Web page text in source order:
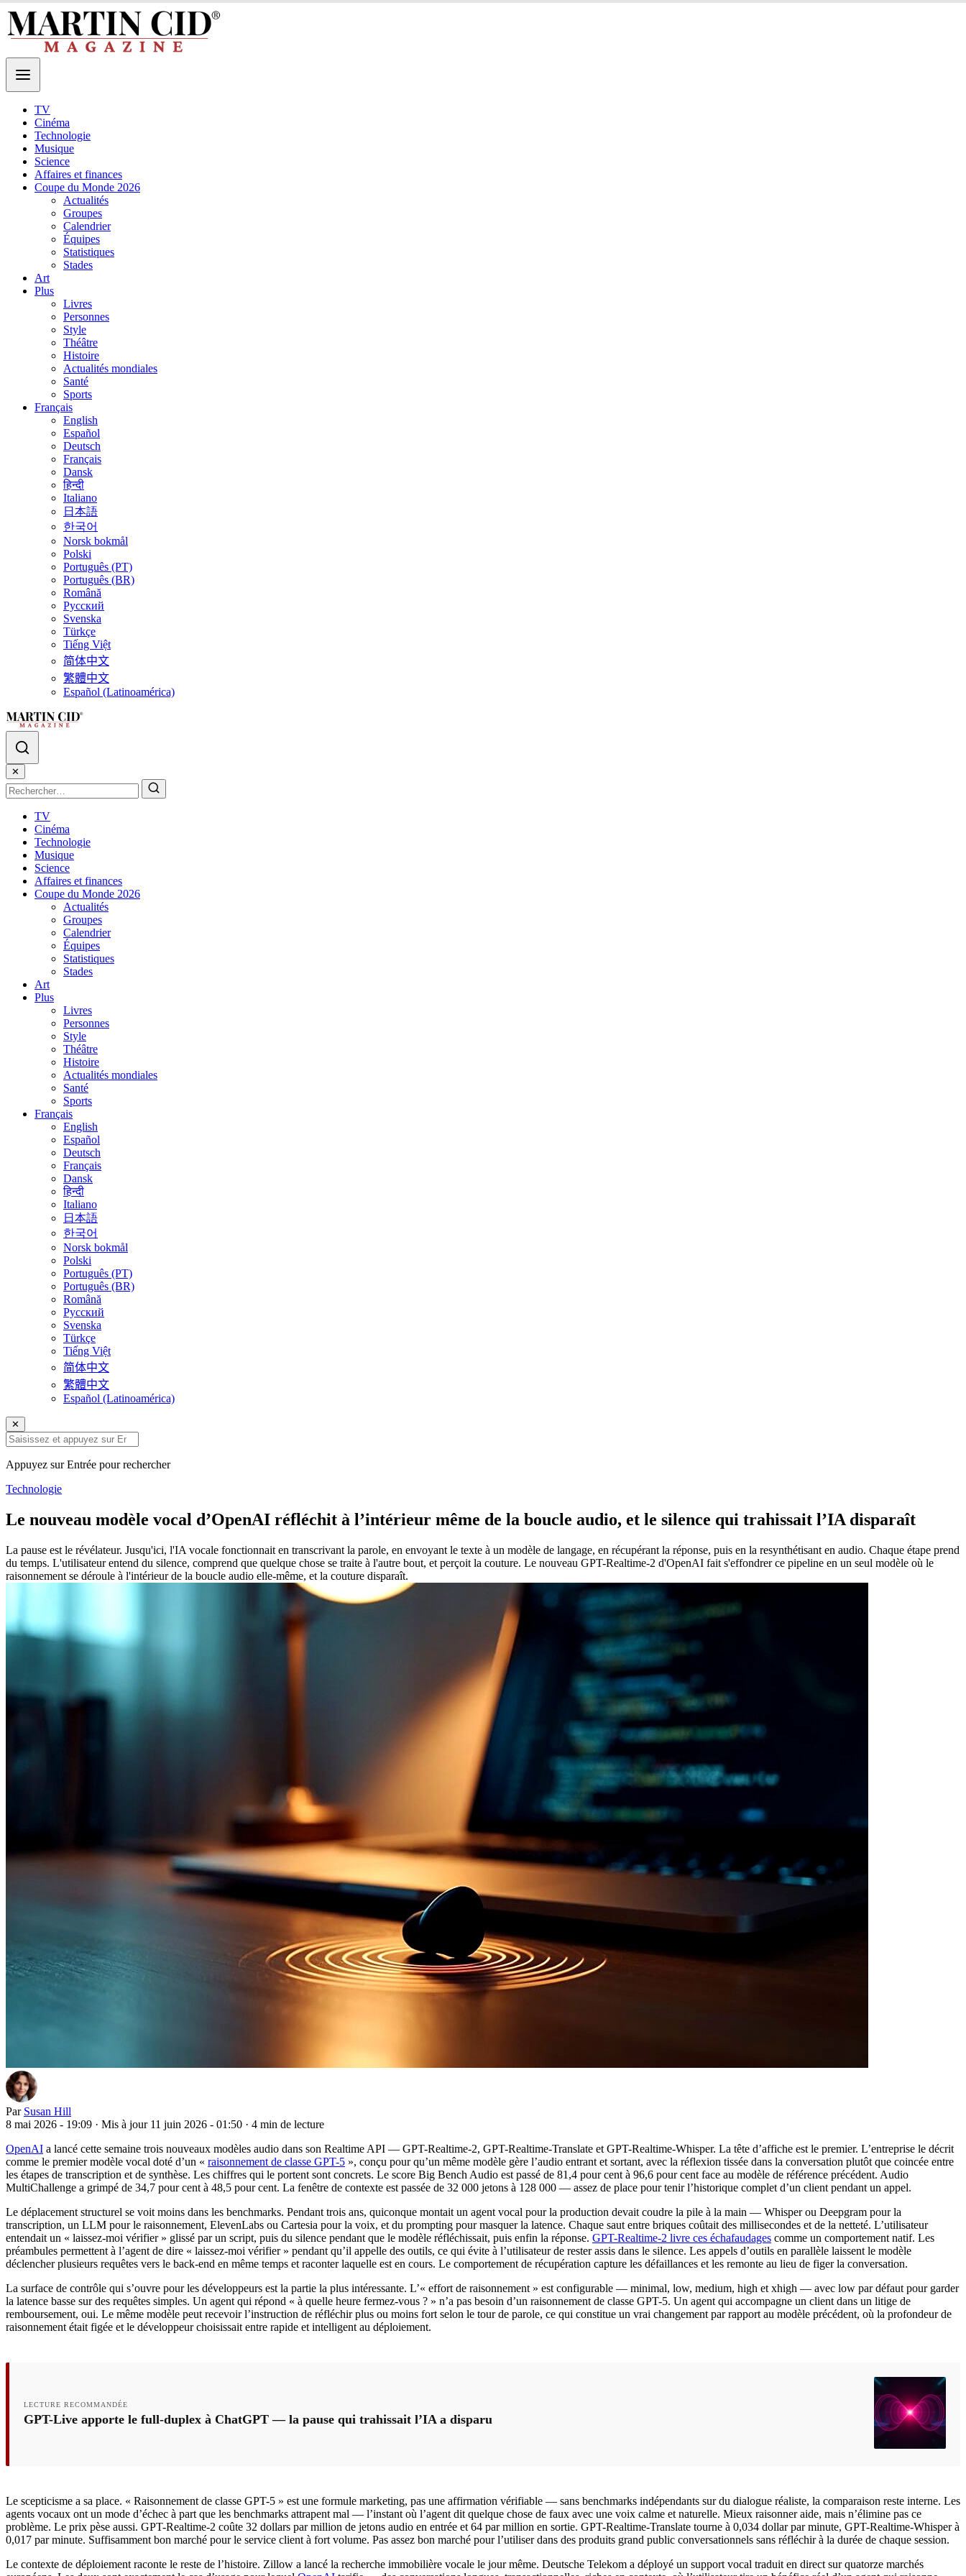
TV
Cinéma
Technologie
Musique
Science
Affaires et finances
Coupe du Monde 2026
Actualités
Groupes
Calendrier
Équipes
Statistiques
Stades
Art
Plus
Livres
Personnes
Style
Théâtre
Histoire
Actualités mondiales
Santé
Sports
Français
English
Español
Deutsch
Français
Dansk
हिन्दी
Italiano
日本語
한국어
Norsk bokmål
Polski
Português (PT)
Português (BR)
Română
Русский
Svenska
Türkçe
Tiếng Việt
简体中文
繁體中文
Español (Latinoamérica)
✕
TV
Cinéma
Technologie
Musique
Science
Affaires et finances
Coupe du Monde 2026
Actualités
Groupes
Calendrier
Équipes
Statistiques
Stades
Art
Plus
Livres
Personnes
Style
Théâtre
Histoire
Actualités mondiales
Santé
Sports
Français
English
Español
Deutsch
Français
Dansk
हिन्दी
Italiano
日本語
한국어
Norsk bokmål
Polski
Português (PT)
Português (BR)
Română
Русский
Svenska
Türkçe
Tiếng Việt
简体中文
繁體中文
Español (Latinoamérica)
✕
Appuyez sur Entrée pour rechercher
Technologie
Le nouveau modèle vocal d’OpenAI réfléchit à l’intérieur même de la boucle audio, et le silence qui trahissait l’IA disparaît
La pause est le révélateur. Jusqu'ici, l'IA vocale fonctionnait en transcrivant la parole, en envoyant le texte à un modèle de langage, en récupérant la réponse, puis en la resynthétisant en audio. Chaque étape prend
du temps. L'utilisateur entend du silence, comprend que quelque chose se traite à l'autre bout, et perçoit la couture. Le nouveau GPT-Realtime-2 d'OpenAI fait s'effondrer ce pipeline en un seul modèle où le
raisonnement se déroule à l'intérieur de la boucle audio elle-même, et la couture disparaît.
Par Susan Hill
8 mai 2026 - 19:09 · Mis à jour 11 juin 2026 - 01:50 · 4 min de lecture
OpenAI a lancé cette semaine trois nouveaux modèles audio dans son Realtime API — GPT-Realtime-2, GPT-Realtime-Translate et GPT-Realtime-Whisper. La tête d’affiche est le premier. L’entreprise le décrit
comme le premier modèle vocal doté d’un « raisonnement de classe GPT-5 », conçu pour qu’un même modèle gère l’audio entrant et sortant, avec la réflexion tissée dans la conversation plutôt que coincée entre
les étapes de transcription et de synthèse. Les chiffres qui le portent sont concrets. Le score Big Bench Audio est passé de 81,4 pour cent à 96,6 pour cent face au modèle de référence précédent. Audio
MultiChallenge a grimpé de 34,7 pour cent à 48,5 pour cent. La fenêtre de contexte est passée de 32 000 jetons à 128 000 — assez de place pour tenir l’historique complet d’un client pendant un appel.
Le déplacement structurel se voit moins dans les benchmarks. Pendant trois ans, quiconque montait un agent vocal pour la production devait coudre la pile à la main — Whisper ou Deepgram pour la
transcription, un LLM pour le raisonnement, ElevenLabs ou Cartesia pour la voix, et du prompting pour masquer la latence. Chaque saut entre briques coûtait des millisecondes et de la netteté. L’utilisateur
entendait un « laissez-moi vérifier » glissé par un script, puis du silence pendant que le modèle réfléchissait, puis enfin la réponse. GPT-Realtime-2 livre ces échafaudages comme un comportement natif. Les
préambules permettent à l’agent de dire « laissez-moi vérifier » pendant qu’il appelle des outils, ce qui évite à l’utilisateur de rester assis dans le silence. Les appels d’outils en parallèle laissent le modèle
déclencher plusieurs requêtes vers le back-end en même temps et raconter laquelle est en cours. Le comportement de récupération capture les défaillances et les remonte au lieu de figer la conversation.
La surface de contrôle qui s’ouvre pour les développeurs est la partie la plus intéressante. L’« effort de raisonnement » est configurable — minimal, low, medium, high et xhigh — avec low par défaut pour garder
la latence basse sur des requêtes simples. Un agent qui répond « à quelle heure fermez-vous ? » n’a pas besoin d’un raisonnement de classe GPT-5. Un agent qui accompagne un client dans un litige de
remboursement, oui. Le même modèle peut recevoir l’instruction de réfléchir plus ou moins fort selon le tour de parole, ce qui constitue un vrai changement par rapport au modèle précédent, où la profondeur de
raisonnement était figée et le développeur choisissait entre rapide et intelligent au déploiement.
LECTURE RECOMMANDÉE
GPT-Live apporte le full-duplex à ChatGPT — la pause qui trahissait l’IA a disparu
Le scepticisme a sa place. « Raisonnement de classe GPT-5 » est une formule marketing, pas une affirmation vérifiable — sans benchmarks indépendants sur du dialogue réaliste, la comparaison reste interne. Les
agents vocaux ont un mode d’échec à part que les benchmarks attrapent mal — l’instant où l’agent dit quelque chose de faux avec une voix calme et naturelle. Mieux raisonner aide, mais n’élimine pas ce
problème. Le prix pèse aussi. GPT-Realtime-2 coûte 32 dollars par million de jetons audio en entrée et 64 par million en sortie. GPT-Realtime-Translate tourne à 0,034 dollar par minute, GPT-Realtime-Whisper à
0,017 par minute. Suffisamment bon marché pour le service client à fort volume. Pas assez bon marché pour l’utiliser dans des produits grand public conversationnels sans réfléchir à la durée de chaque session.
Le contexte de déploiement raconte le reste de l’histoire. Zillow a lancé la recherche immobilière vocale le jour même. Deutsche Telekom a déployé un support vocal traduit en direct sur quatorze marchés